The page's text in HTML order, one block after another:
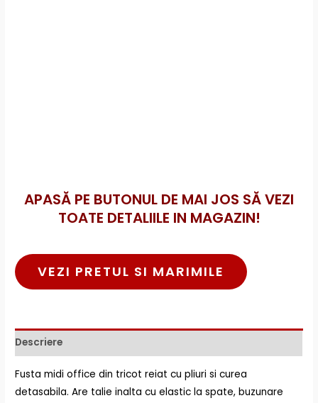
APASĂ PE BUTONUL DE MAI JOS SĂ VEZI
TOATE DETALIILE IN MAGAZIN!
VEZI PRETUL SI MARIMILE
Descriere
Fusta midi office din tricot reiat cu pliuri si curea
detasabila. Are talie inalta cu elastic la spate, buzunare